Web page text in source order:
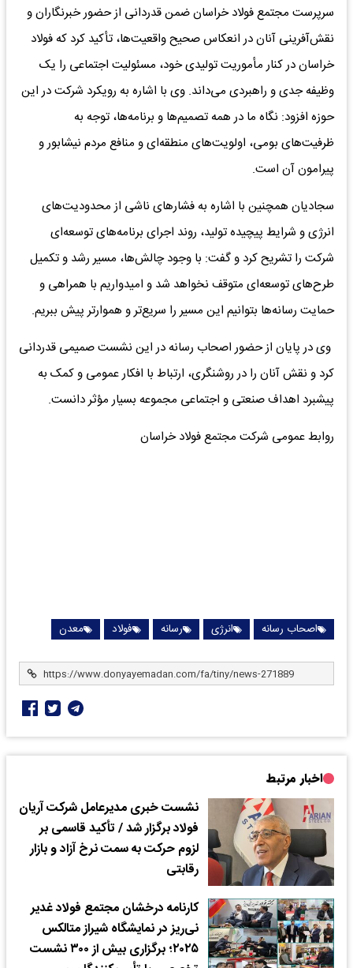
سرپرست مجتمع فولاد خراسان ضمن قدردانی از حضور خبرنگاران و
نقش‌آفرینی آنان در انعکاس صحیح واقعیت‌ها، تأکید کرد که فولاد
خراسان در کنار مأموریت تولیدی خود، مسئولیت اجتماعی را یک
وظیفه جدی و راهبردی می‌داند. وی با اشاره به رویکرد شرکت در این
حوزه افزود: نگاه ما در همه تصمیم‌ها و برنامه‌ها، توجه به
ظرفیت‌های بومی، اولویت‌های منطقه‌ای و منافع مردم نیشابور و
پیرامون آن است.
سجادیان همچنین با اشاره به فشارهای ناشی از محدودیت‌های
انرژی و شرایط پیچیده تولید، روند اجرای برنامه‌های توسعه‌ای
شرکت را تشریح کرد و گفت: با وجود چالش‌ها، مسیر رشد و تکمیل
طرح‌های توسعه‌ای متوقف نخواهد شد و امیدواریم با همراهی و
حمایت رسانه‌ها بتوانیم این مسیر را سریع‌تر و هموارتر پیش ببریم.
وی در پایان از حضور اصحاب رسانه در این نشست صمیمی قدردانی
کرد و نقش آنان را در روشنگری، ارتباط با افکار عمومی و کمک به
پیشبرد اهداف صنعتی و اجتماعی مجموعه بسیار مؤثر دانست.
روابط عمومی شرکت مجتمع فولاد خراسان
اصحاب رسانه انرژی رسانه فولاد معدن
اخبار مرتبط
نشست خبری مدیرعامل شرکت آریان
فولاد برگزار شد / تأکید قاسمی بر
لزوم حرکت به سمت نرخ آزاد و بازار
رقابتی
کارنامه درخشان مجتمع فولاد غدیر
نی‌ریز در نمایشگاه شیراز متالکس
۲۰۲۵؛ برگزاری بیش از ۳۰۰ نشست